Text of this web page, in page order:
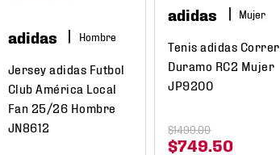
adidas Hombre
Jersey adidas Futbol
Club América Local
Fan 25/26 Hombre
JN8612
adidas Mujer
Tenis adidas Correr
Duramo RC2 Mujer
JP9200
$749 50
$1499.00